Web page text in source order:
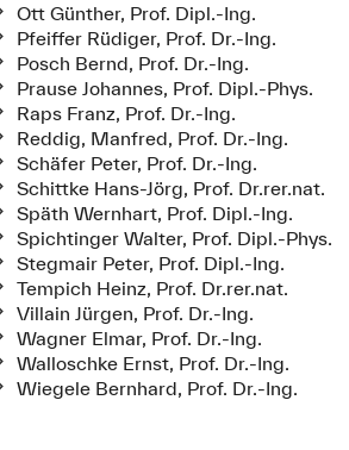
Ott Günther, Prof. Dipl.-Ing.
Pfeiffer Rüdiger, Prof. Dr.-Ing.
Posch Bernd, Prof. Dr.-Ing.
Prause Johannes, Prof. Dipl.-Phys.
Raps Franz, Prof. Dr.-Ing.
Reddig, Manfred, Prof. Dr.-Ing.
Schäfer Peter, Prof. Dr.-Ing.
Schittke Hans-Jörg, Prof. Dr.rer.nat.
Späth Wernhart, Prof. Dipl.-Ing.
Spichtinger Walter, Prof. Dipl.-Phys.
Stegmair Peter, Prof. Dipl.-Ing.
Tempich Heinz, Prof. Dr.rer.nat.
Villain Jürgen, Prof. Dr.-Ing.
Wagner Elmar, Prof. Dr.-Ing.
Walloschke Ernst, Prof. Dr.-Ing.
Wiegele Bernhard, Prof. Dr.-Ing.